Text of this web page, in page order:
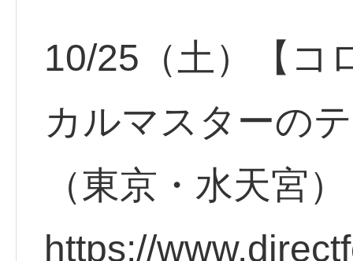
10/25（土）【コ
カルマスターの
（東京・水天宮）
https://